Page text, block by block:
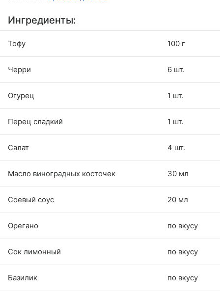
Ингредиенты:
Тофу 100 г
Черри 6 шт.
Огурец 1 шт.
Перец сладкий 1 шт.
Салат 4 шт.
Масло виноградных косточек 30 мл
Соевый соус 20 мл
Орегано по вкусу
Сок лимонный по вкусу
Базилик по вкусу